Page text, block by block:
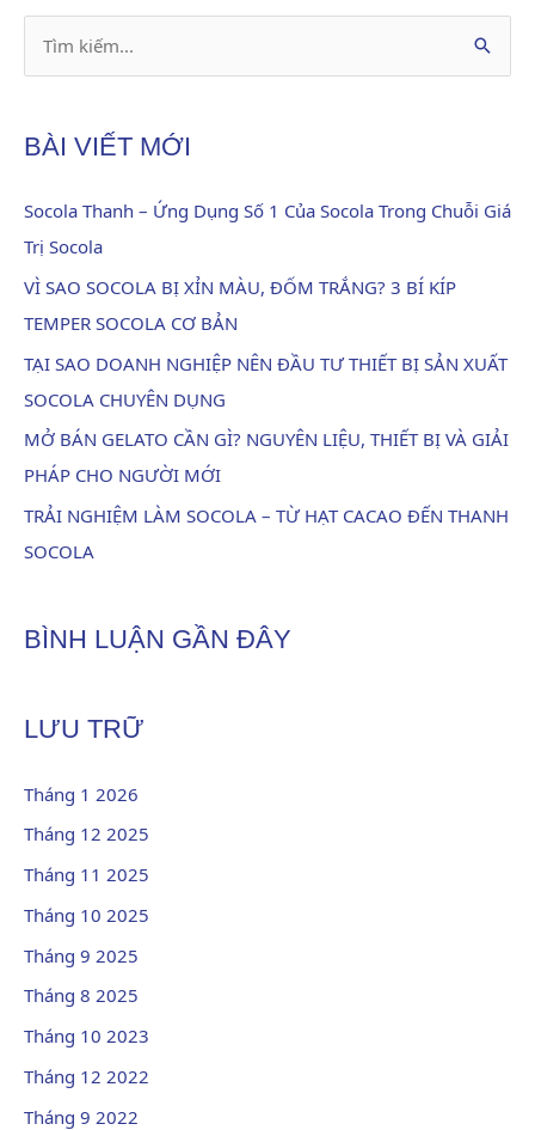
k
BÀI VIẾT MỚI
Socola Thanh – Ứng Dụng Số 1 Của Socola Trong Chuỗi Giá
Trị Socola
VÌ SAO SOCOLA BỊ XỈN MÀU, ĐỐM TRẮNG? 3 BÍ KÍP
TEMPER SOCOLA CƠ BẢN
TẠI SAO DOANH NGHIỆP NÊN ĐẦU TƯ THIẾT BỊ SẢN XUẤT
SOCOLA CHUYÊN DỤNG
MỞ BÁN GELATO CẦN GÌ? NGUYÊN LIỆU, THIẾT BỊ VÀ GIẢI
PHÁP CHO NGƯỜI MỚI
TRẢI NGHIỆM LÀM SOCOLA – TỪ HẠT CACAO ĐẾN THANH
SOCOLA
BÌNH LUẬN GẦN ĐÂY
LƯU TRỮ
Tháng 1 2026
Tháng 12 2025
Tháng 11 2025
Tháng 10 2025
Tháng 9 2025
Tháng 8 2025
Tháng 10 2023
Tháng 12 2022
Tháng 9 2022